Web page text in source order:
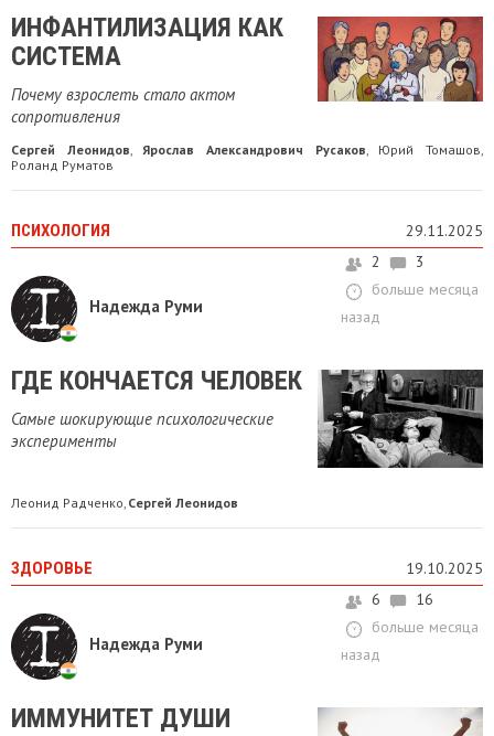
ИНФАНТИЛИЗАЦИЯ КАК
СИСТЕМА
Почему взрослеть стало актом
сопротивления
Сергей Леонидов,Ярослав Александрович Русаков, Юрий Томашов,
Роланд Руматов
ПСИХОЛОГИЯ 29.11.2025
Надежда Руми
2
3
больше месяца
назад
ГДЕ КОНЧАЕТСЯ ЧЕЛОВЕК
Самые шокирующие психологические
эксперименты
Леонид Радченко, Сергей Леонидов
ЗДОРОВЬЕ 19.10.2025
Надежда Руми
6
16
больше месяца
назад
ИММУНИТЕТ ДУШИ